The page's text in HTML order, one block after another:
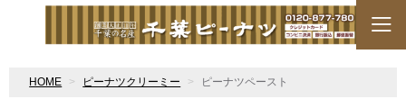
HOME ピーナツクリーミー ピーナツペースト